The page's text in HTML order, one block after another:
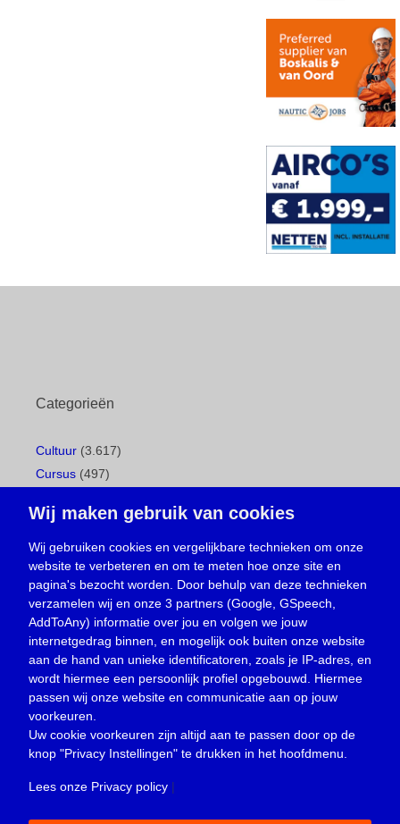
Categorieën
Cultuur (3.617)
Cursus (497)
Gemeentepagina(104)
Ingezonden brief(538)
Media(156)
Nieuws (23.329)
Oproep(734)
Overlijden(39)
Podcast(18)
prijsvraag (5)
Religie (1.438)
Service(226)
Wij maken gebruik van cookies
Wij gebruiken cookies en vergelijkbare technieken om onze
website te verbeteren en om te meten hoe onze site en
pagina's bezocht worden. Door behulp van deze technieken
verzamelen wij en onze 3 partners (Google, GSpeech,
AddToAny) informatie over jou en volgen we jouw
internetgedrag binnen, en mogelijk ook buiten onze website
aan de hand van unieke identificatoren, zoals je IP-adres, en
wordt hiermee een persoonlijk profiel opgebouwd. Hiermee
passen wij onze website en communicatie aan op jouw
voorkeuren.
Uw cookie voorkeuren zijn altijd aan te passen door op de
knop "Privacy Instellingen" te drukken in het hoofdmenu.
Lees onze Privacy policy |